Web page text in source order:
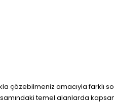
çözebilmeniz amacıyla farklı
temel alanlarda